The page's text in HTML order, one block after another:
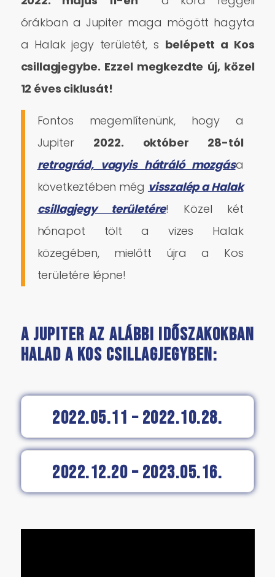
órákban a Jupiter maga mögött hagyta
a Halak jegy területét, s belépett a Kos
csillagjegybe. Ezzel megkezdte új, közel
12 éves ciklusát!
Fontos megemlítenünk, hogy a
Jupiter 2022. október 28-tól
retrográd, vagyis hátráló mozgása
következtében még visszalép a Halak
csillagjegy területére! Közel két
hónapot tölt a vizes Halak
közegében, mielőtt újra a Kos
területére lépne!
A Jupiter az alábbi időszakokban
halad a Kos csillagjegyben:
2022.05.11 – 2022.10.28.
2022.12.20 – 2023.05.16.